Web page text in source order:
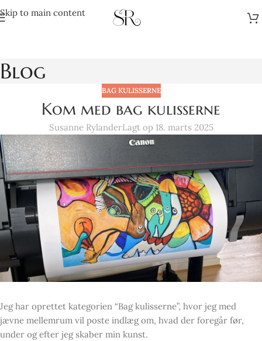
Skip to main content
Blog
BAG KULISSERNE
Kom med bag kulisserne
Susanne RylanderLagt op 18. marts 2025
Jeg har oprettet kategorien “Bag kulisserne”, hvor jeg med
jævne mellemrum vil poste indlæg om, hvad der foregår før,
under og efter jeg skaber min kunst.